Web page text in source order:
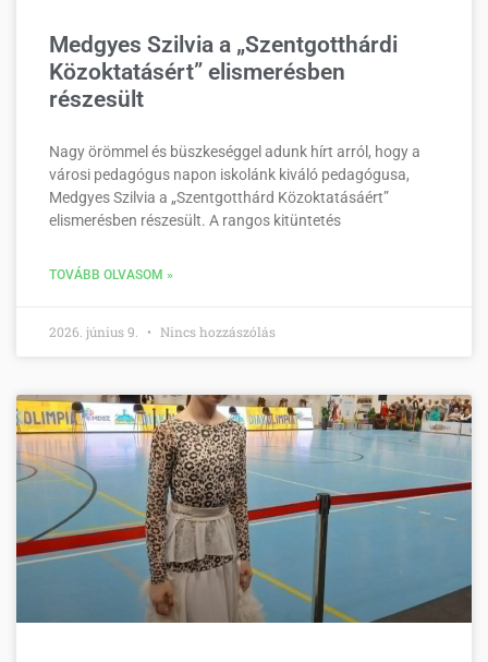
Medgyes Szilvia a „Szentgotthárdi
Közoktatásért” elismerésben
részesült
Nagy örömmel és büszkeséggel adunk hírt arról, hogy a
városi pedagógus napon iskolánk kiváló pedagógusa,
Medgyes Szilvia a „Szentgotthárd Közoktatásáért”
elismerésben részesült. A rangos kitüntetés
TOVÁBB OLVASOM »
2026. június 9. Nincs hozzászólás